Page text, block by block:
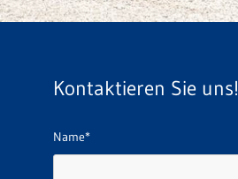
Kontaktieren Sie uns!
Name*